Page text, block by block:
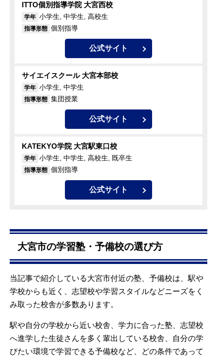
ITTO個別指導学院 大宮西校
学年 小学生, 中学生, 高校生
指導形態 個別指導
公式サイト
サイエイスクール 大宮本部校
学年 小学生, 中学生
指導形態 集団授業
公式サイト
KATEKYO学院 大宮駅東口校
学年 小学生, 中学生, 高校生, 既卒生
指導形態 個別指導
公式サイト
大宮市の学習塾・予備校の選び方
当記事で紹介している大宮市付近の塾、予備校は、駅や
学校からも近く、志望校や学習スタイルなどニーズをく
み取った校舎が多数あります。
駅や自分の学校から近い校舎、学力に合った塾、志望校
へ進学した生徒さんを多く輩出している校舎、自分の学
びたい環境で学習できる予備校など、どの条件であって